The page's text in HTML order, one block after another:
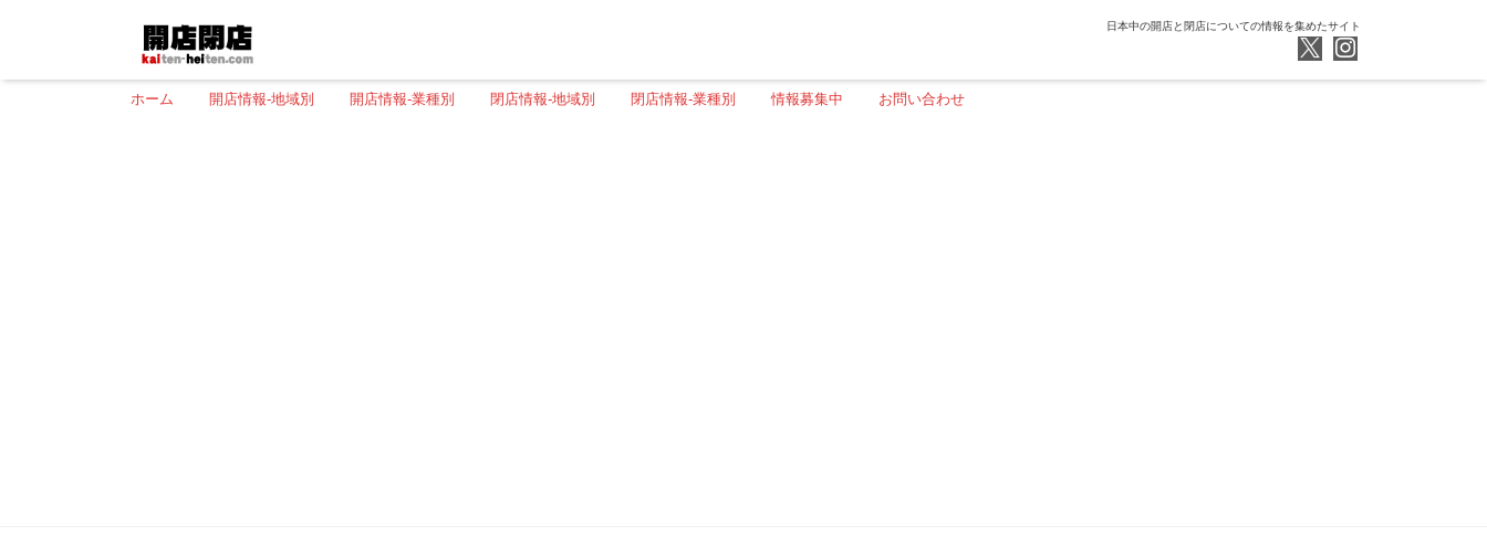
日本中の開店と閉店についての情報を集めたサイト
ホーム 開店情報-地域別 開店情報-業種別 閉店情報-地域別 閉店情報-業種別 情報募集中 お問い合わせ